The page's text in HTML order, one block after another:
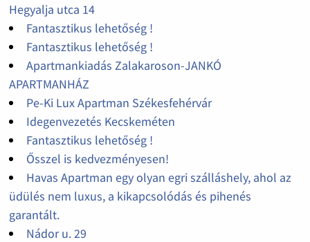
Hegyalja utca 14
Fantasztikus lehetőség !
Fantasztikus lehetőség !
Apartmankiadás Zalakaroson-JANKÓ
APARTMANHÁZ
Pe-Ki Lux Apartman Székesfehérvár
Idegenvezetés Kecskeméten
Fantasztikus lehetőség !
Ősszel is kedvezményesen!
Havas Apartman egy olyan egri szálláshely, ahol az
üdülés nem luxus, a kikapcsolódás és pihenés
garantált.
Nádor u. 29